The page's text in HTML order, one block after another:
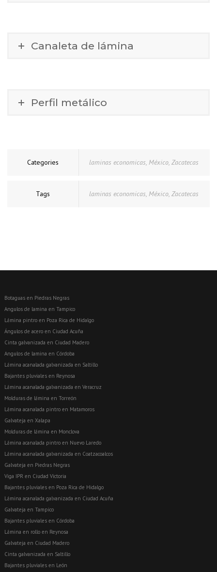
Canaleta de lámina
Perfil metálico
Categories laminas economicas, México, Zacatecas
Tags laminas economicas, México, Zacatecas
Botaguas en Piedras Negras
Angulos de lamina en Tampico
Lámina pintro en Poza Rica de Hidalgo
Ángulos de acero en Ciudad Acuña
Cinta galvanizada en Ciudad Madero
Angulos de lamina en Córdoba
Lámina acanalada galvanizada en Saltillo
Bajantes pluviales en Reynosa
Lámina acanalada galvanizada en Veracruz
Molduras de lámina en Torreón
Lámina acanalada pintro en Matamoros
Galvateja en Xalapa
Molduras de lámina en Monclova
Lámina acanalada pintro en Nuevo Laredo
Lámina acanalada galvanizada en Coatzacoalcos
Galvateja en Piedras Negras
Viga IPR en Ciudad Victoria
Bajantes pluviales en Poza Rica de Hidalgo
Lámina acanalada galvanizada en Ciudad Acuña
Galvateja en Tampico
Bajantes pluviales en Córdoba
Lámina en rollo en Reynosa
Galvateja en Ciudad Madero
Cinta galvanizada en Saltillo
Bajantes pluviales en León